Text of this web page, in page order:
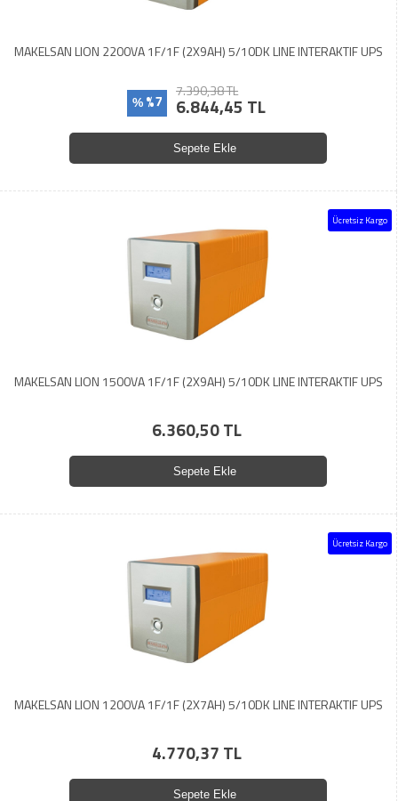
MAKELSAN LION 2200VA 1F/1F (2X9AH) 5/10DK LINE INTERAKTIF UPS
% %7
7.390,38 TL
6.844,45 TL
Sepete Ekle
Ücretsiz Kargo
MAKELSAN LION 1500VA 1F/1F (2X9AH) 5/10DK LINE INTERAKTIF UPS
6.360,50 TL
Sepete Ekle
Ücretsiz Kargo
MAKELSAN LION 1200VA 1F/1F (2X7AH) 5/10DK LINE INTERAKTIF UPS
4.770,37 TL
Sepete Ekle